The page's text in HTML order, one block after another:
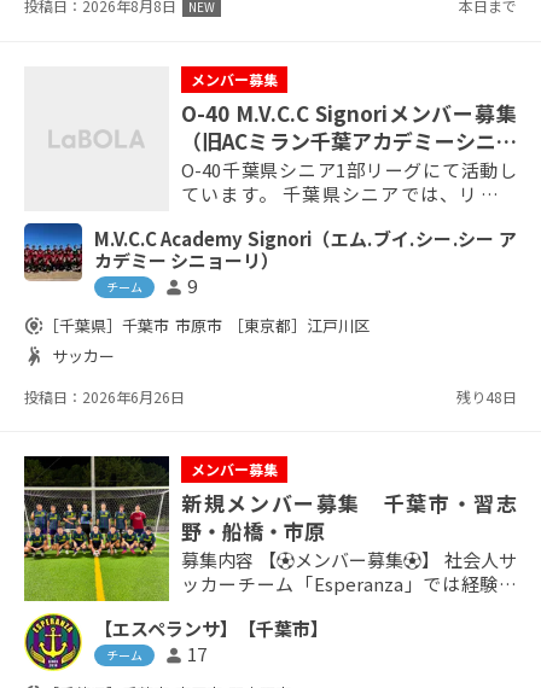
投稿日：2026年8月8日 NEW 本日まで
メンバー募集
O-40 M.V.C.C Signoriメンバー募集
（旧ACミラン千葉アカデミーシニア
チーム）
O-40千葉県シニア1部リーグにて活動し
ています。 千葉県シニアでは、リーグ
大会がありますので、 来期、チームとし
て各ポジションに厚みを持たせたいと考
えています。（※特にGK募集していま
す） 年齢は、38歳～50歳(あくまで目安
として)の練習生を募集しています。 毎週
L AREA（最寄駅：...
M.V.C.C Academy Signori（エム.ブイ.シー.シー ア
カデミー シニョーリ）
チーム person 9
share_location ［千葉県］ 千葉市 市原市 ［東京都］ 江戸川区
sports_handball サッカー
投稿日：2026年6月26日 残り48日
メンバー募集
新規メンバー募集 千葉市・習志
野・船橋・市原
募集内容 【⚽メンバー募集⚽】 社会人サ
ッカーチーム「Esperanza」では経験者
回、土曜または日曜に実施。 ★20〜40代
★学生時代にサッカー経験のある方 ★月
1回以上参加できる方。 ★連絡・出欠報
【エスペランサ】【千葉市】
チーム person 17